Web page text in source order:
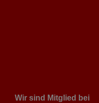
Wir sind Mitglied bei